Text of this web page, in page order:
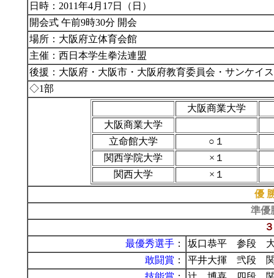
日時：2011年4月17日（日）
開会式 午前9時30分 開会
場所：大阪府立体育会館
主催：西日本学生拳法連盟
後援：大阪府・大阪市・大阪府教育委員会・サンケイ
◇1部
大阪商業大学
大阪商業大学
立命館大学
○１
関西学院大学
×１
関西大学
×１
優
準優
最優秀選手：
坂口恭平 参段 大
敢闘賞 ：
平井大揮 弐段